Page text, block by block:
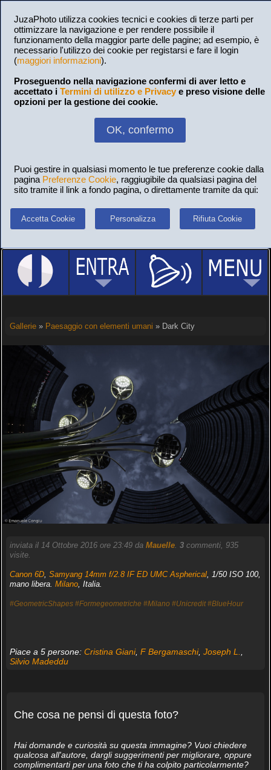
JuzaPhoto utilizza cookies tecnici e cookies di terze parti per
ottimizzare la navigazione e per rendere possibile il
funzionamento della maggior parte delle pagine; ad esempio, è
necessario l'utilizzo dei cookie per registarsi e fare il login
(maggiori informazioni).
Proseguendo nella navigazione confermi di aver letto e
accettato i Termini di utilizzo e Privacy e preso visione delle
opzioni per la gestione dei cookie.
OK, confermo
Puoi gestire in qualsiasi momento le tue preferenze cookie dalla
pagina Preferenze Cookie, raggiugibile da qualsiasi pagina del
sito tramite il link a fondo pagina, o direttamente tramite da qui:
Accetta Cookie Personalizza Rifiuta Cookie
Gallerie» Paesaggio con elementi umani » Dark City
inviata il 14 Ottobre 2016 ore 23:49 da Mauelle. 3commenti, 935
visite.
Canon 6D, Samyang 14mm f/2.8 IF ED UMC Aspherical, 1/50 ISO 100,
mano libera. Milano, Italia.
#GeometricShapes #Formegeometriche #Milano #Unicredit #BlueHour
Piace a 5 persone: Cristina Giani, F Bergamaschi, Joseph L.
Silvio Madeddu
Che cosa ne pensi di questa foto?
Hai domande e curiosità su questa immagine? Vuoi chiedere
qualcosa all'autore, dargli suggerimenti per migliorare, oppure
complimentarti per una foto che ti ha colpito particolarmente?